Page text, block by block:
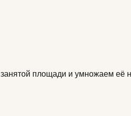
занятой площади и умножаем её